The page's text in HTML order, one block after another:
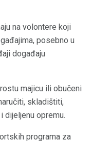
na volontere koji
posebno u
događaju
majicu ili obučeni
skladištiti,
dijeljenu opremu.
programa za